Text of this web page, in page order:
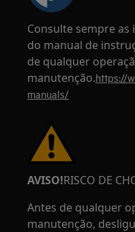
Consulte sempre
do manual de
de qualquer
manutenção.https://
manuals/
AVISO!RISCO DE
Antes de qualquer
manutenção,